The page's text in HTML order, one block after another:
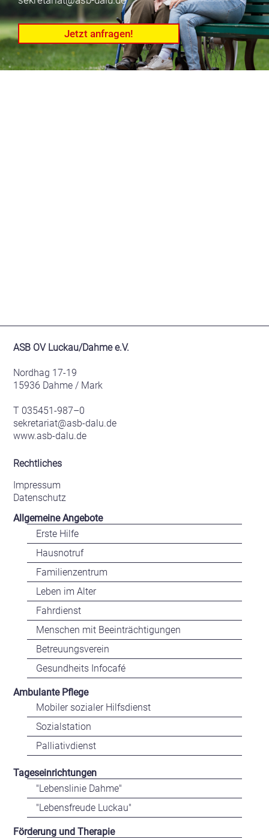
Jetzt anfragen!
ASB OV Luckau/Dahme e.V.
Nordhag 17-19
15936 Dahme / Mark
T 035451-987–0
sekretariat@asb-dalu.de
www.asb-dalu.de
Rechtliches
Impressum
Datenschutz
Allgemeine Angebote
Erste Hilfe
Hausnotruf
Familienzentrum
Leben im Alter
Fahrdienst
Menschen mit Beeinträchtigungen
Betreuungsverein
Gesundheits Infocafé
Ambulante Pflege
Mobiler sozialer Hilfsdienst
Sozialstation
Palliativdienst
Tageseinrichtungen
"Lebenslinie Dahme"
"Lebensfreude Luckau"
Förderung und Therapie